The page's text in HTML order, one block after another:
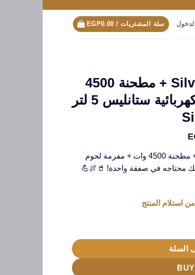
سلة المشتريات / EGP0.00
• عرض خلاط Silver Crest + مطحنة 4500
وات + مفرمة اللحوم الكهربائية ستانليس 5 لتر
الحالي
هو:
EGP1,750.00.
• “عرض جامد 💥🔥 خلاط Silver Crest + مطحنة 4500 وات + مفرمة لحوم
السلة